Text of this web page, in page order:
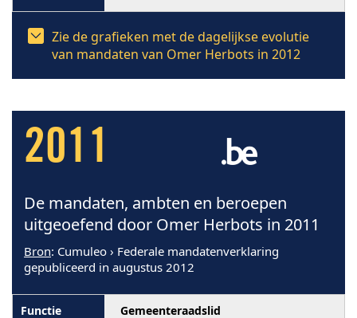
Zie de grafieken met de dagelijkse evolutie
van mandaten van Omer Herbots in 2012
2011
De mandaten, ambten en beroepen
uitgeoefend door Omer Herbots in 2011
Bron: Cumuleo › Federale mandatenverklaring
gepubliceerd in augustus 2012
Gemeenteraadslid